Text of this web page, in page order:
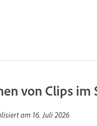
von Clips im
am 16. Juli 2026